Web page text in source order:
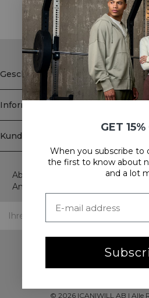
STYLE
Geschäft
Information
Kundendienst
Abonnieren Sie unseren
Angebote, unsere neuesten
© 2026ICANIWILL AB | Alle
GET
When you subscribe to
the first to know about
and a lot